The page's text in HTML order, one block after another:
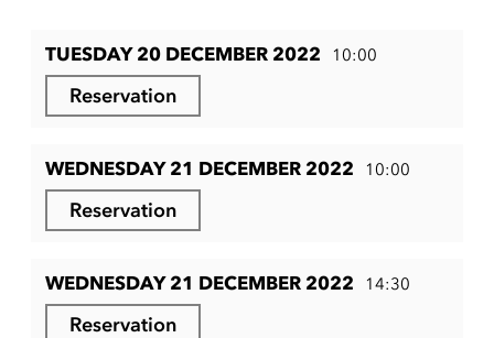
TUESDAY 20 DECEMBER 2022 10:00
Reservation
WEDNESDAY 21 DECEMBER 2022 10:00
Reservation
WEDNESDAY 21 DECEMBER 2022 14:30
Reservation